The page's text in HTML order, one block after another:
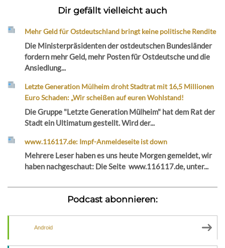
Dir gefällt vielleicht auch
Mehr Geld für Ostdeutschland bringt keine politische Rendite
Die Ministerpräsidenten der ostdeutschen Bundesländer
fordern mehr Geld, mehr Posten für Ostdeutsche und die
Ansiedlung...
Letzte Generation Mülheim droht Stadtrat mit 16,5 Millionen
Euro Schaden: „Wir scheißen auf euren Wohlstand!
Die Gruppe "Letzte Generation Mülheim" hat dem Rat der
Stadt ein Ultimatum gestellt. Wird der...
www.116117.de: Impf-Anmeldeseite ist down
Mehrere Leser haben es uns heute Morgen gemeldet, wir
haben nachgeschaut: Die Seite www.116117.de, unter...
Podcast abonnieren:
Android